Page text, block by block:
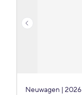
Neuwagen | 2026